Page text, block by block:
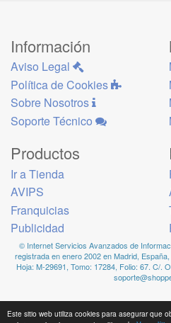
Este sitio web utiliza cookies para asegurar que
Información
Aviso Legal
Política de Cookies
Sobre Nosotros
Soporte Técnico
Productos
Ir a Tienda
AVIPS
Franquicias
Publicidad
© Internet Servicios Avanzados de
registrada en enero 2002 en Madrid,
Hoja: M-29691, Tomo: 17284, Folio: 67. C/.